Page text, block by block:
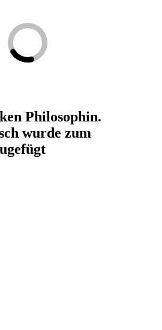
Philosophin.
wurde zum